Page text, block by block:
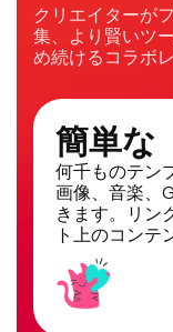
クリエイターが
集、より賢いツ
め続けるコラボ
簡単な
何千ものテン
画像、音楽、
きます。リン
ト上のコンテ